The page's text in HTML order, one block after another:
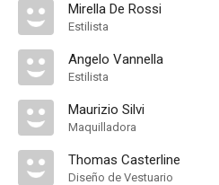
Mirella De Rossi
Estilista
Angelo Vannella
Estilista
Maurizio Silvi
Maquilladora
Thomas Casterline
Diseño de Vestuario